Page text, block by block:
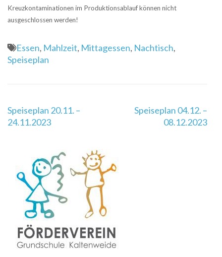
Kreuzkontaminationen im Produktionsablauf können nicht
ausgeschlossen werden!
Essen, Mahlzeit, Mittagessen, Nachtisch,
Speiseplan
Beitragsnavigation
Speiseplan 20.11. –
24.11.2023
Speiseplan 04.12. –
08.12.2023